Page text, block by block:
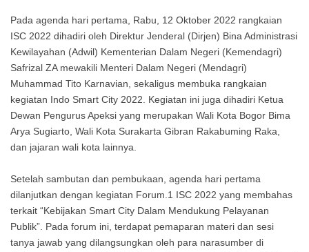
Pada agenda hari pertama, Rabu, 12 Oktober 2022 rangkaian
ISC 2022 dihadiri oleh Direktur Jenderal (Dirjen) Bina Administrasi
Kewilayahan (Adwil) Kementerian Dalam Negeri (Kemendagri)
Safrizal ZA mewakili Menteri Dalam Negeri (Mendagri)
Muhammad Tito Karnavian, sekaligus membuka rangkaian
kegiatan Indo Smart City 2022. Kegiatan ini juga dihadiri Ketua
Dewan Pengurus Apeksi yang merupakan Wali Kota Bogor Bima
Arya Sugiarto, Wali Kota Surakarta Gibran Rakabuming Raka,
dan jajaran wali kota lainnya.
Setelah sambutan dan pembukaan, agenda hari pertama
dilanjutkan dengan kegiatan Forum.1 ISC 2022 yang membahas
terkait “Kebijakan Smart City Dalam Mendukung Pelayanan
Publik”. Pada forum ini, terdapat pemaparan materi dan sesi
tanya jawab yang dilangsungkan oleh para narasumber di